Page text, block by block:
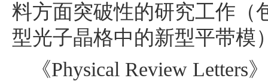
料方面突破性的研究工作（
型光子晶格中的新型平带模
《Physical Review Letters